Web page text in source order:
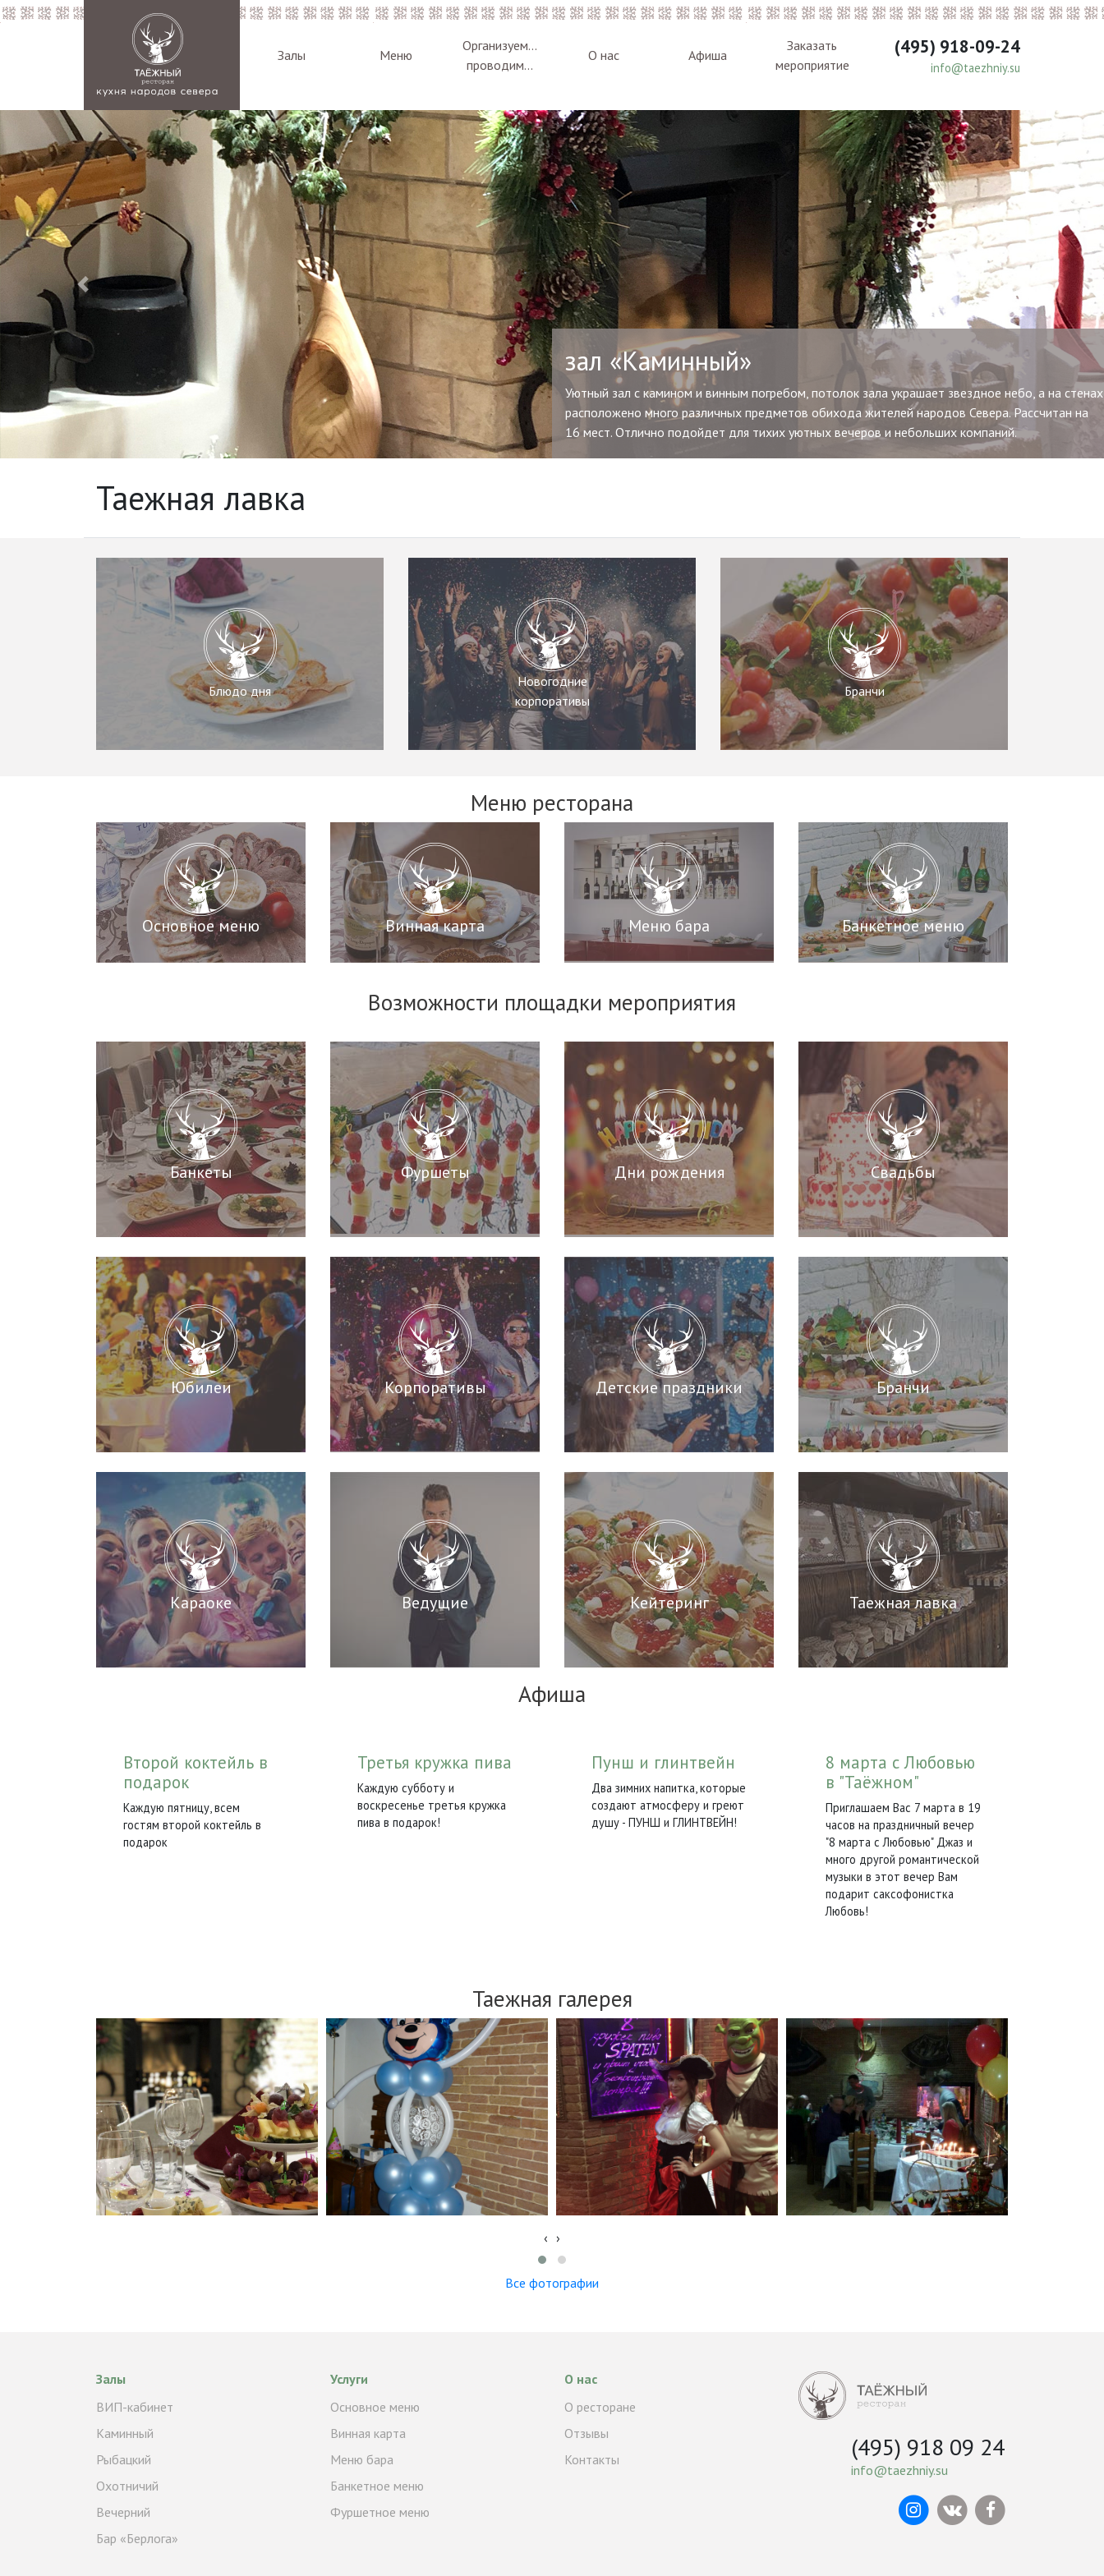
Залы Меню
Организуем...
проводим...
О нас Афиша
Заказать
мероприятие
(495) 918-09-24
info@taezhniy.su
VIP-комната
Смогут разместиться от 4 до 6 человек. Идеальна для делового ужина.
Previous
Таежная лавка
Блюдо дня
Новогодние
корпоративы
Бранчи
Меню ресторана
Основное меню Винная карта Меню бара Банкетное меню
Возможности площадки мероприятия
Банкеты Фуршеты Дни рождения Свадьбы
Юбилеи Корпоративы Детские праздники Бранчи
Караоке Ведущие Кейтеринг Таежная лавка
Афиша
Второй коктейль в
подарок
Каждую пятницу, всем
гостям второй коктейль в
подарок
Третья кружка пива
Каждую субботу и
воскресенье третья кружка
пива в подарок!
Пунш и глинтвейн
Два зимних напитка, которые
создают атмосферу и греют
душу - ПУНШ и ГЛИНТВЕЙН!
8 марта с Любовью
в "Таёжном"
Приглашаем Вас 7 марта в 19
часов на праздничный вечер
"8 марта с Любовью" Джаз и
много другой романтической
музыки в этот вечер Вам
подарит саксофонистка
Любовь!
Таежная галерея
‹ ›
Все фотографии
Залы
ВИП-кабинет
Каминный
Рыбацкий
Охотничий
Вечерний
Бар «Берлога»
Услуги
Основное меню
Винная карта
Меню бара
Банкетное меню
Фуршетное меню
О нас
О ресторане
Отзывы
Контакты
(495) 918 09 24
info@taezhniy.su